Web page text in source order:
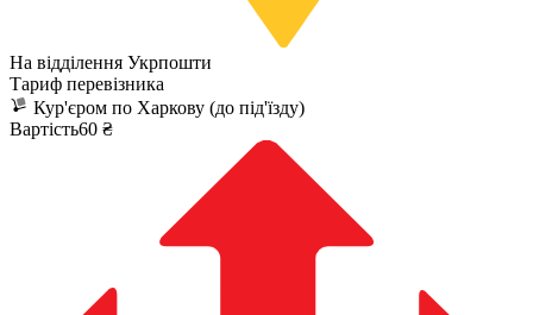
На відділення Укрпошти
Тариф перевізника
Кур'єром по Харкову (до під'їзду)
Вартість60 ₴